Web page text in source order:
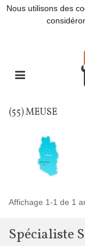
Nous utilisons des
(55) MEUSE
Affichage 1-1 de 1
Spécialiste